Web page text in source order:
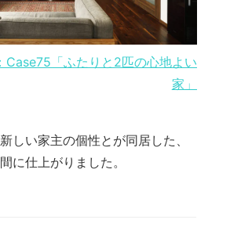
Case75「ふたりと2匹の心地よい
家」
しい家主の個性とが同居した、
に仕上がりました。